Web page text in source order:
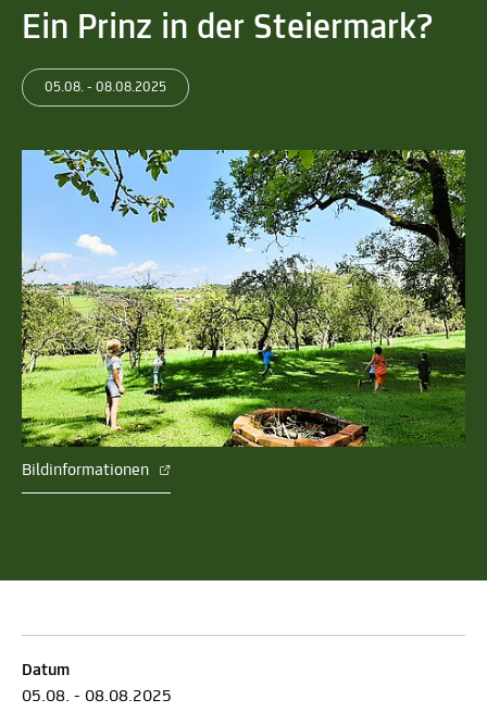
Ein Prinz in der Steiermark?
05.08. - 08.08.2025
Bildinformationen
Datum
05.08. - 08.08.2025